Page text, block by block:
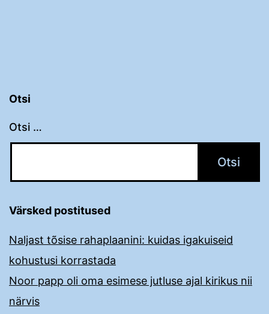
Otsi
Otsi …
Värsked postitused
Naljast tõsise rahaplaanini: kuidas igakuiseid
kohustusi korrastada
Noor papp oli oma esimese jutluse ajal kirikus nii
närvis